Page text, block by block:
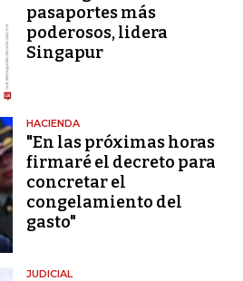
pasaportes más
poderosos, lidera
Singapur
HACIENDA
"En las próximas horas
firmaré el decreto para
concretar el
congelamiento del
gasto"
JUDICIAL